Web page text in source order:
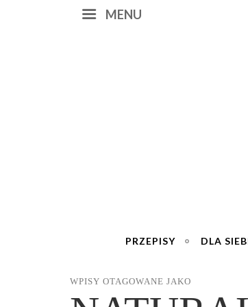
MENU
PRZEPISY DLA
WPISY OTAGOWANE JAKO